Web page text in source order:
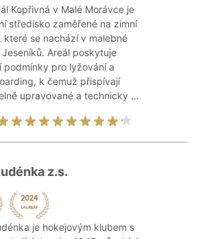
Kopřivná v Malé Morávce je
středisko zaměřené na zimní
které se nachází v malebné
Areál poskytuje
podmínky pro lyžování a
k čemuž přispívají
upravované a technicky ...
z.s.
je hokejovým klubem s